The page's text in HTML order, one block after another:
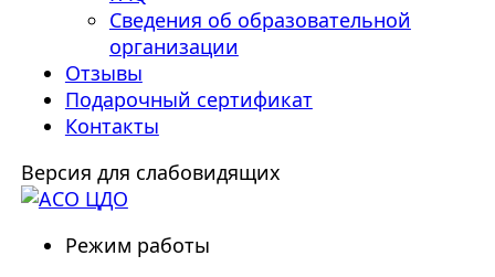
Сведения об образовательной
организации
Отзывы
Подарочный сертификат
Контакты
Версия для слабовидящих
Режим работы